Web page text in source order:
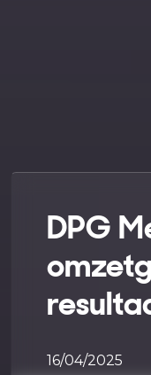
DPG
16/04/2025